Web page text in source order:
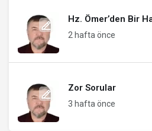
Hz. Ömer’den Bir
2 hafta önce
Zor Sorular
3 hafta önce